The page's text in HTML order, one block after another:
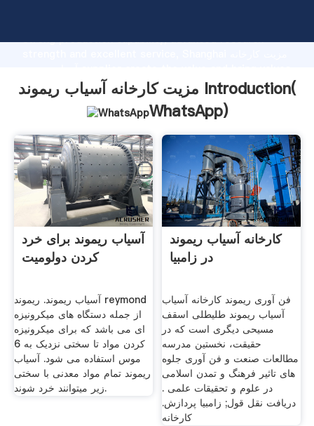
strong production capability, advanced research
to all of customers.
مزیت کارخانه آسیاب ریموند Introduction(
WhatsApp)
آسیاب ریموند برای خرد
کردن دولومیت
آسیاب ریموند. ریموند reymond
از جمله دستگاه های میکرونیزه
ای می باشد که برای میکرونیزه
کردن مواد تا سختی نزدیک به 6
موس استفاده می شود. آسیاب
ریموند تمام مواد معدنی با سختی
زیر می­توانند خرد شوند.
کارخانه آسیاب ریموند
در زامبیا
فن آوری ریموند کارخانه آسیاب
آسیاب ریموند طلیطلی اسقف
مسیحی دیگری است که در
حقیقت، نخستین مدرسه
مطالعات صنعت و فن آوری جلوه
های تاثیر فرهنگ و تمدن اسلامی
در علوم و تحقیقات علمی .
دریافت نقل قول; زامبیا پردازش.
کارخانه